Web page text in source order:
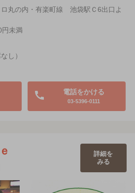
ロ丸の内・有楽町線 池袋駅Ｃ6出口よ
未満
し）
電話をかける
03-5396-0111
詳細を
みる